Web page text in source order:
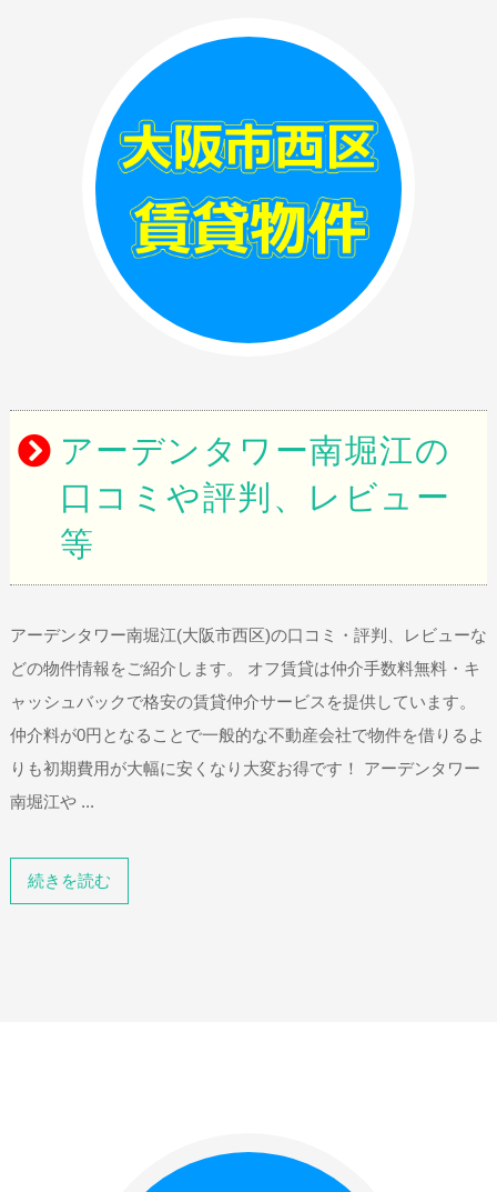
アーデンタワー南堀江の
口コミや評判、レビュー
等
アーデンタワー南堀江(大阪市西区)の口コミ・評判、レビューな
どの物件情報をご紹介します。 オフ賃貸は仲介手数料無料・キ
ャッシュバックで格安の賃貸仲介サービスを提供しています。
仲介料が0円となることで一般的な不動産会社で物件を借りるよ
りも初期費用が大幅に安くなり大変お得です！ アーデンタワー
南堀江や ...
続きを読む